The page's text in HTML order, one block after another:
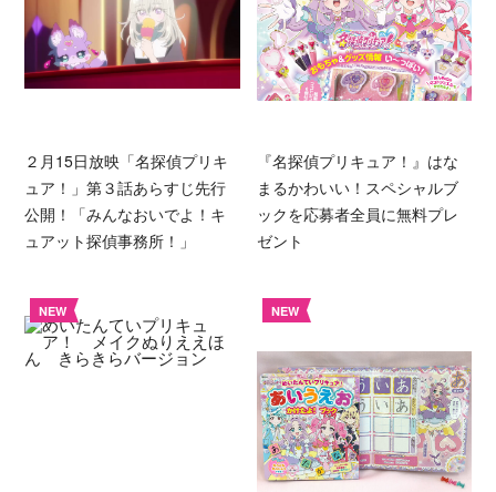
２月15日放映「名探偵プリキ
ュア！」第３話あらすじ先行
公開！「みんなおいでよ！キ
ュアット探偵事務所！」
『名探偵プリキュア！』はな
まるかわいい！スペシャルブ
ックを応募者全員に無料プレ
ゼント
NEW NEW